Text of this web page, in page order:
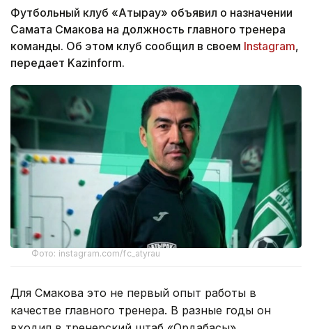
Футбольный клуб «Атырау» объявил о назначении
Самата Смакова на должность главного тренера
команды. Об этом клуб сообщил в своем Instagram,
передает Kazinform.
Фото: instagram.com/fc_atyrau
Для Смакова это не первый опыт работы в
качестве главного тренера. В разные годы он